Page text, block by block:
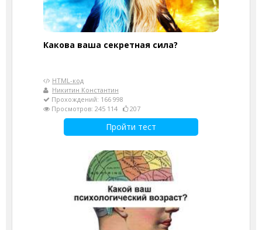
Какова ваша секретная сила?
HTML-код
Никитин Константин
Прохождений: 166 998
Просмотров: 245 114
207
Пройти тест